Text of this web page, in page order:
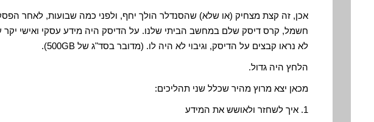
אכן, זה קצת מצחיק (או שלא) שהסנדלר הולך יחף, ולפני כמה שבועות, לאחר
חשמל, קרס דיסק שלם במחשב הביתי שלנו. על הדיסק היה מידע עסקי ואישי יקר
לא נראו קבצים על הדיסק, וגיבוי לא היה לו. (מדובר בסד"ג של 500GB).
הלחץ היה גדול.
מכאן יצא מרוץ מהיר שכלל שני תהליכים:
1. איך לשחזר ולאושש את המידע